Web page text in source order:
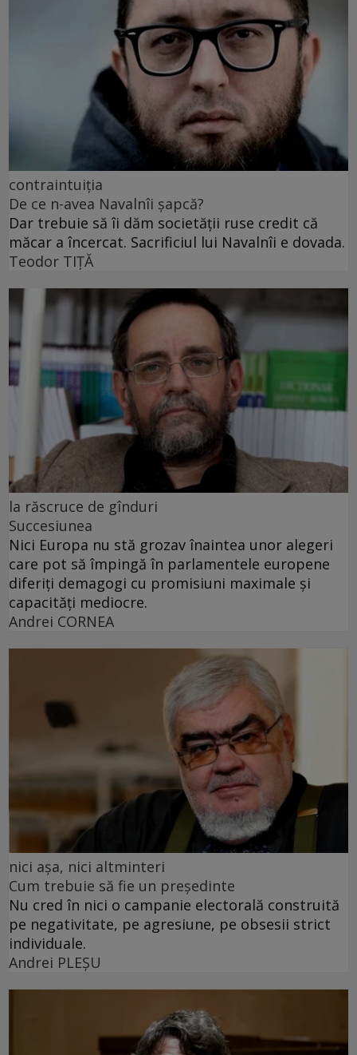
contraintuiția
De ce n-avea Navalnîi șapcă?
Dar trebuie să îi dăm societății ruse credit că
măcar a încercat. Sacrificiul lui Navalnîi e dovada.
Teodor TIŢĂ
la răscruce de gînduri
Succesiunea
Nici Europa nu stă grozav înaintea unor alegeri
care pot să împingă în parlamentele europene
diferiți demagogi cu promisiuni maximale și
capacități mediocre.
Andrei CORNEA
nici așa, nici altminteri
Cum trebuie să fie un președinte
Nu cred în nici o campanie electorală construită
pe negativitate, pe agresiune, pe obsesii strict
individuale.
Andrei PLEŞU